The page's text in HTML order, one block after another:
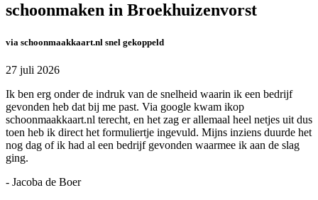
schoonmaken in Broekhuizenvorst
via schoonmaakkaart.nl snel gekoppeld
27 juli 2026
Ik ben erg onder de indruk van de snelheid waarin ik een bedrijf
gevonden heb dat bij me past. Via google kwam ikop
schoonmaakkaart.nl terecht, en het zag er allemaal heel netjes uit dus
toen heb ik direct het formuliertje ingevuld. Mijns inziens duurde het
nog dag of ik had al een bedrijf gevonden waarmee ik aan de slag
ging.
- Jacoba de Boer